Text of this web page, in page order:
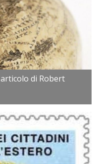
di Robert